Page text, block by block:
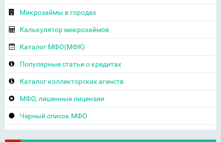
Микрозаймы в городах
Калькулятор микрозаймов
Каталог МФО(МФК)
Популярные статьи о кредитах
Каталог коллекторских агенств
МФО, лишенные лицензии
Черный список МФО